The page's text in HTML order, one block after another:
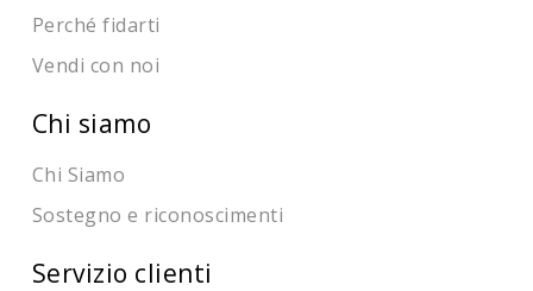
Perché fidarti
Vendi con noi
Chi siamo
Chi Siamo
Sostegno e riconoscimenti
Servizio clienti